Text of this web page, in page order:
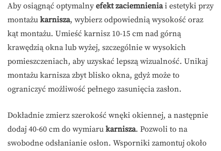
Aby osiągnąć optymalny efekt zaciemnieniai estetyki przy
montażu karnisza, wybierz odpowiednią wysokość oraz
kąt montażu. Umieść karnisz 10-15 cm nad górną
krawędzią okna lub wyżej, szczególnie w wysokich
pomieszczeniach, aby uzyskać lepszą wizualność. Unikaj
montażu karnisza zbyt blisko okna, gdyż może to
ograniczyć możliwość pełnego zasunięcia zasłon.
Dokładnie zmierz szerokość wnęki okiennej, a następnie
dodaj 40-60 cm do wymiaru karnisza. Pozwoli to na
swobodne odsłanianie osłon. Wsporniki zamontuj około